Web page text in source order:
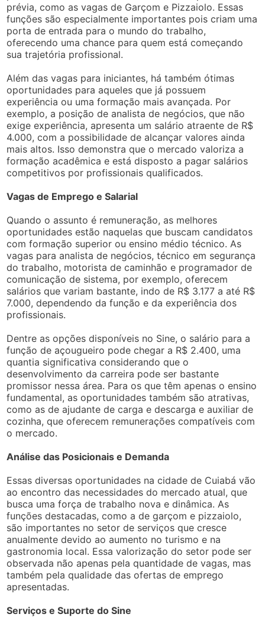
prévia, como as vagas de Garçom e Pizzaiolo. Essas
funções são especialmente importantes pois criam uma
porta de entrada para o mundo do trabalho,
oferecendo uma chance para quem está começando
sua trajetória profissional.
Além das vagas para iniciantes, há também ótimas
oportunidades para aqueles que já possuem
experiência ou uma formação mais avançada. Por
exemplo, a posição de analista de negócios, que não
exige experiência, apresenta um salário atraente de R$
4.000, com a possibilidade de alcançar valores ainda
mais altos. Isso demonstra que o mercado valoriza a
formação acadêmica e está disposto a pagar salários
competitivos por profissionais qualificados.
Vagas de Emprego e Salarial
Quando o assunto é remuneração, as melhores
oportunidades estão naquelas que buscam candidatos
com formação superior ou ensino médio técnico. As
vagas para analista de negócios, técnico em segurança
do trabalho, motorista de caminhão e programador de
comunicação de sistema, por exemplo, oferecem
salários que variam bastante, indo de R$ 3.177 a até R$
7.000, dependendo da função e da experiência dos
profissionais.
Dentre as opções disponíveis no Sine, o salário para a
função de açougueiro pode chegar a R$ 2.400, uma
quantia significativa considerando que o
desenvolvimento da carreira pode ser bastante
promissor nessa área. Para os que têm apenas o ensino
fundamental, as oportunidades também são atrativas,
como as de ajudante de carga e descarga e auxiliar de
cozinha, que oferecem remunerações compatíveis com
o mercado.
Análise das Posicionais e Demanda
Essas diversas oportunidades na cidade de Cuiabá vão
ao encontro das necessidades do mercado atual, que
busca uma força de trabalho nova e dinâmica. As
funções destacadas, como a de garçom e pizzaiolo,
são importantes no setor de serviços que cresce
anualmente devido ao aumento no turismo e na
gastronomia local. Essa valorização do setor pode ser
observada não apenas pela quantidade de vagas, mas
também pela qualidade das ofertas de emprego
apresentadas.
Serviços e Suporte do Sine